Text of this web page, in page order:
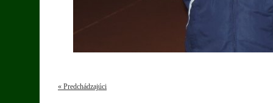
« Predchádzajúci